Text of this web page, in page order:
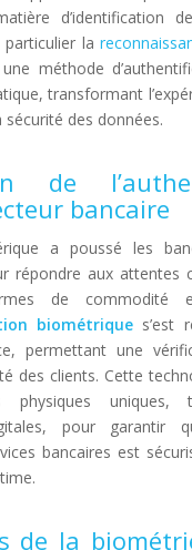
d’identification
particulier la
méthode
transformant
des données.
de
bancaire
a poussé les
répondre aux attentes
de commodité
biométriques’est
permettant une
des clients. Cette
physiques
pour garantir
bancaires est
de la